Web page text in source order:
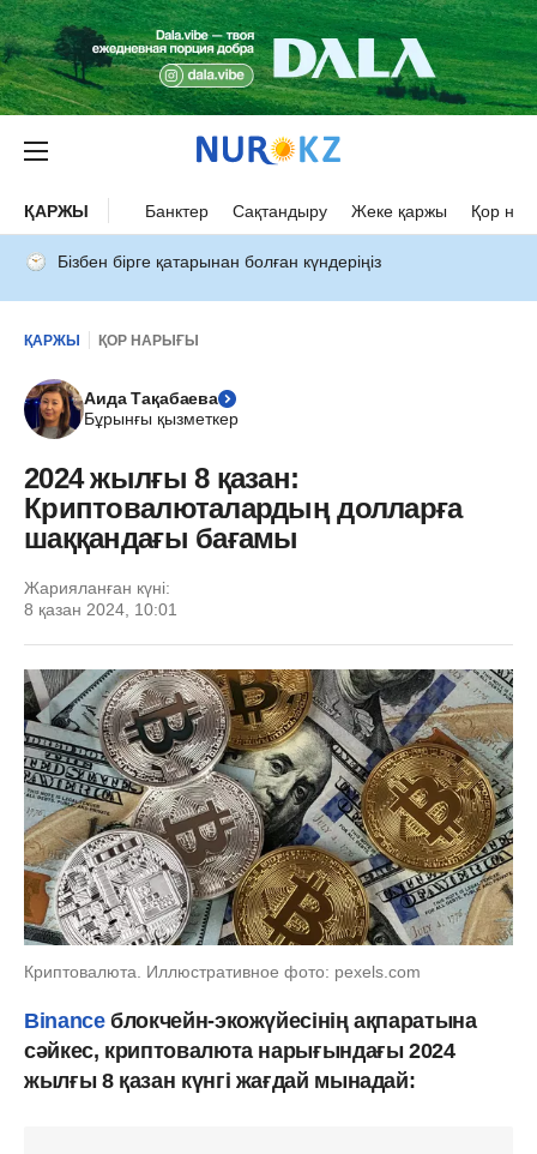
ҚАРЖЫ Банктер Сақтандыру Жеке қаржы Қор
Бізбен бірге қатарынан болған күндеріңіз
ҚАРЖЫ ҚОР НАРЫҒЫ
Аида Тақабаева
Бұрынғы қызметкер
2024 жылғы 8 қазан:
Криптовалюталардың долларға
шаққандағы бағамы
Жарияланған күні:
8 қазан 2024, 10:01
Криптовалюта. Иллюстративное фото: pexels.com
Binanceблокчейн-экожүйесінің ақпаратына
сәйкес, криптовалюта нарығындағы 2024
жылғы 8 қазан күнгі жағдай мынадай: